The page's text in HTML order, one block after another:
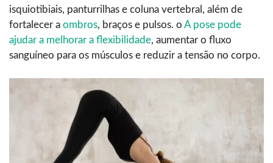
isquiotibiais, panturrilhas e coluna vertebral, além de
fortalecer a ombros, braços e pulsos. o A pose pode
ajudar a melhorar a flexibilidade, aumentar o fluxo
sanguíneo para os músculos e reduzir a tensão no corpo.